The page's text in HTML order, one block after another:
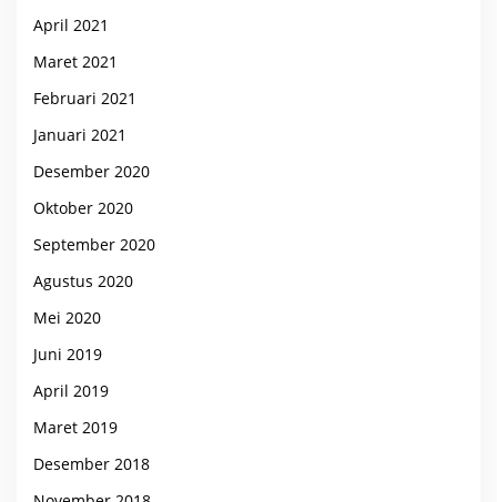
April 2021
Maret 2021
Februari 2021
Januari 2021
Desember 2020
Oktober 2020
September 2020
Agustus 2020
Mei 2020
Juni 2019
April 2019
Maret 2019
Desember 2018